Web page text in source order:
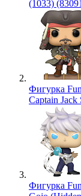
(1033)
Фигурка
Captain
Фигурка